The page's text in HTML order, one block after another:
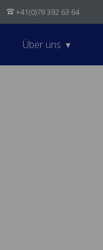
+41(0)79 392 63 64
Über uns